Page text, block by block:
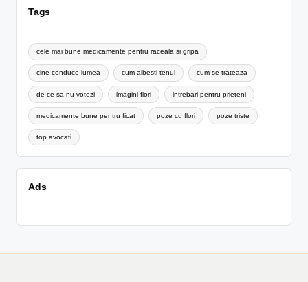
Tags
cele mai bune medicamente pentru raceala si gripa
cine conduce lumea cum albesti tenul cum se trateaza
de ce sa nu votezi imagini flori intrebari pentru prieteni
medicamente bune pentru ficat poze cu flori poze triste
top avocati
Ads